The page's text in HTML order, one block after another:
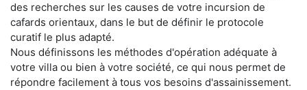
des recherches sur les causes de votre incursion de
cafards orientaux, dans le but de définir le protocole
curatif le plus adapté.
Nous définissons les méthodes d'opération adéquate à
votre villa ou bien à votre société, ce qui nous permet de
répondre facilement à tous vos besoins d'assainissement.